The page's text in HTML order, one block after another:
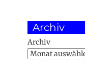
Archiv
Archiv